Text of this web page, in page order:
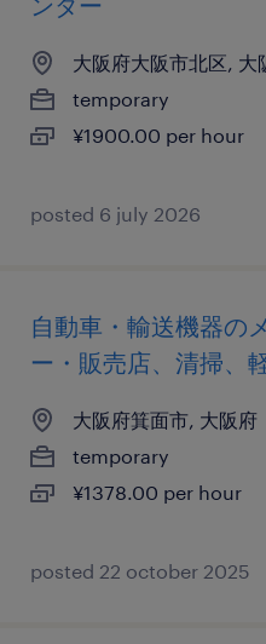
大阪府大阪市北区, 大
temporary
¥1900.00 per hour
posted 6 july 2026
自動車・輸送機器の
ー・販売店、清掃、
大阪府箕面市, 大阪府
temporary
¥1378.00 per hour
posted 22 october 2025